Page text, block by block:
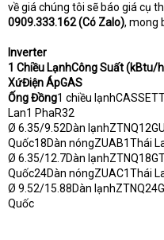
về giá chúng tôi sẽ báo giá cụ
0909.333.162 (Có Zalo), mong
Inverter
1 Chiều LạnhCông Suất (kBtu/
XứĐiện ÁpGAS
Ống Đồng1 chiều
Lan1 PhaR32
Ø 6.35/9.52Dàn
Quốc18Dàn nóngZUAB1Thái
Ø 6.35/12.7Dàn
Quốc24Dàn nóngZUAC1Thái
Ø 9.52/15.88Dàn
Quốc